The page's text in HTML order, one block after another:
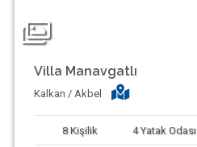
Villa Manavgatlı
Kalkan / Akbel
8 Kişilik 4 Yatak Odası